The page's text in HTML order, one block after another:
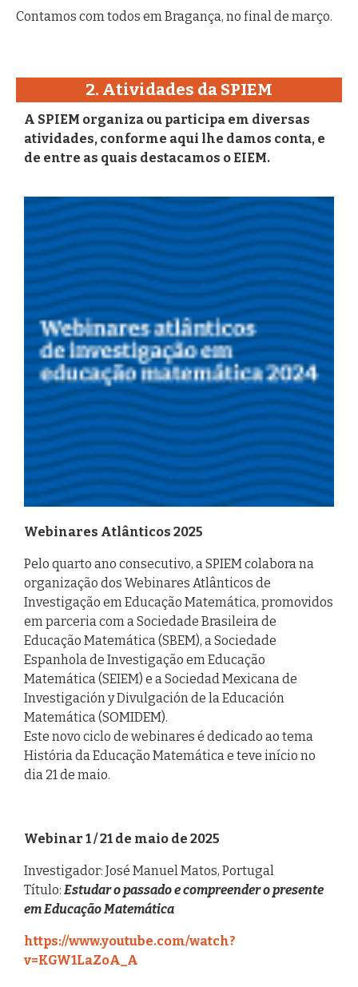
Contamos com todos em Bragança, no final de março.
2. Atividades da SPIEM
A SPIEM organiza ou participa em diversas
atividades, conforme aqui lhe damos conta, e
de entre as quais destacamos o EIEM.
Webinares Atlânticos 2025
Pelo quarto ano consecutivo, a SPIEM colabora na
organização dos Webinares Atlânticos de
Investigação em Educação Matemática, promovidos
em parceria com a Sociedade Brasileira de
Educação Matemática (SBEM), a Sociedade
Espanhola de Investigação em Educação
Matemática (SEIEM) e a Sociedad Mexicana de
Investigación y Divulgación de la Educación
Matemática (SOMIDEM).
Este novo ciclo de webinares é dedicado ao tema
História da Educação Matemática e teve início no
dia 21 de maio.
Webinar 1 / 21 de maio de 2025
Investigador: José Manuel Matos, Portugal
Título: Estudar o passado e compreender o presente
em Educação Matemática
https://www.youtube.com/watch?
v=KGW1LaZoA_A